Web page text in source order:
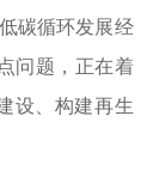
碳循环发展经
问题，正在着
设、构建再生